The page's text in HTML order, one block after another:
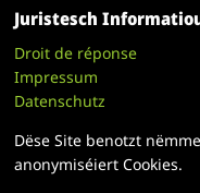
Juristesch
Droit de réponse
Impressum
Datenschutz
Dëse Site benotzt
anonymiséiert Cookies.